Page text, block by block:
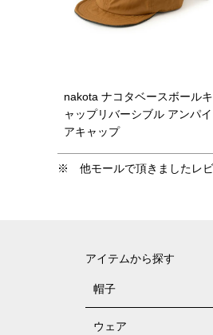
nakota ナコタベースボールキ
ャップリバーシブル アンパイ
アキャップ
アイテムから探す
帽子
ウェア